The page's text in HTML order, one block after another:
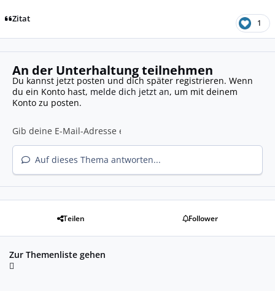
Zitat 1
An der Unterhaltung teilnehmen
Du kannst jetzt posten und dich später registrieren. Wenn
du ein Konto hast, melde dich jetzt an, um mit deinem
Konto zu posten.
Auf dieses Thema antworten...
Teilen Follower
Zur Themenliste gehen